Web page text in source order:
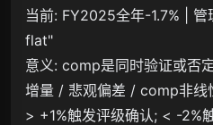
当前: FY2025全年-1.7% |
flat"
意义: comp是同时验证或否
增量 / 悲观偏差 / comp非线
> +1%触发评级确认; < -2%